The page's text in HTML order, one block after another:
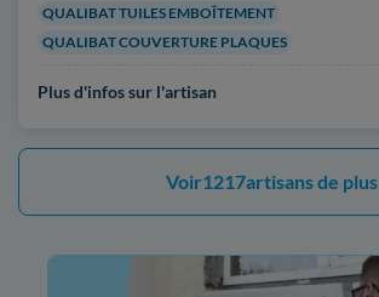
QUALIBAT TUILES EMBOÎTEMENT
QUALIBAT COUVERTURE PLAQUES
Plus d'infos sur l'artisan
Voir1217artisans de plus